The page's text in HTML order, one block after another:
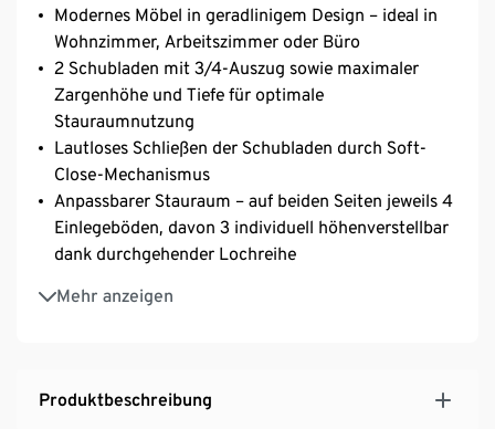
Modernes Möbel in geradlinigem Design – ideal in
Wohnzimmer, Arbeitszimmer oder Büro
2 Schubladen mit 3/4-Auszug sowie maximaler
Zargenhöhe und Tiefe für optimale
Stauraumnutzung
Lautloses Schließen der Schubladen durch Soft-
Close-Mechanismus
Anpassbarer Stauraum – auf beiden Seiten jeweils 4
Einlegeböden, davon 3 individuell höhenverstellbar
dank durchgehender Lochreihe
Mehr anzeigen
Platzsparendes Öffnen und Schließen durch
Schiebetür – sichtgeschützter Stauraum wahlweise
gerahmten Fronten und eingelassenen Griffen aus
edlem matt schwarzem Metall
Produktbeschreibung